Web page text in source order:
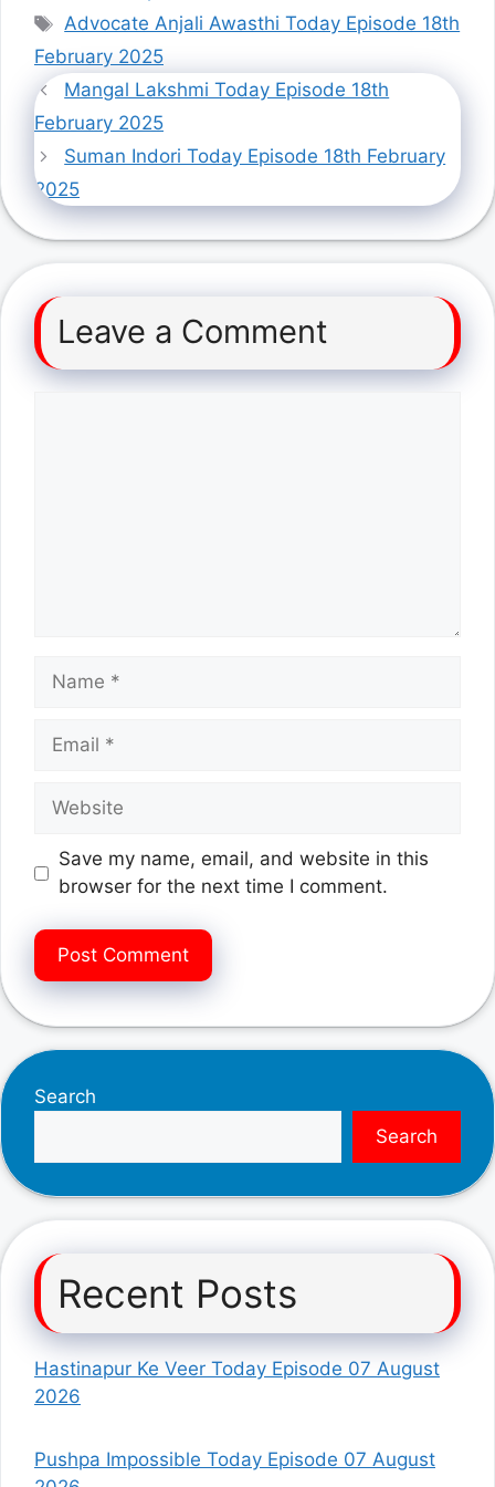
Tags
Advocate Anjali Awasthi Today Episode 18th
February 2025
Mangal Lakshmi Today Episode 18th
February 2025
Suman Indori Today Episode 18th February
2025
Leave a Comment
Name
Email
Website
Save my name, email, and website in this
browser for the next time I comment.
Search
Search
Recent Posts
Hastinapur Ke Veer Today Episode 07 August
2026
Pushpa Impossible Today Episode 07 August